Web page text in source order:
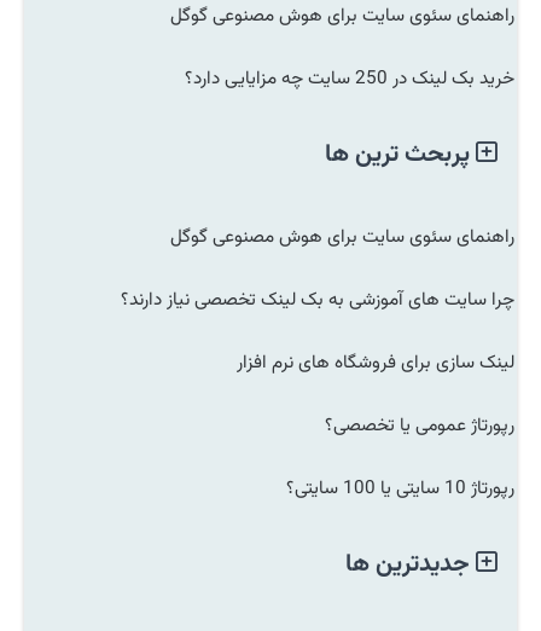
راهنمای سئوی سایت برای هوش مصنوعی گوگل
خرید بک لینک در 250 سایت چه مزایایی دارد؟
پربحث ترین ها
راهنمای سئوی سایت برای هوش مصنوعی گوگل
چرا سایت های آموزشی به بک لینک تخصصی نیاز دارند؟
لینک سازی برای فروشگاه های نرم افزار
رپورتاژ عمومی یا تخصصی؟
رپورتاژ 10 سایتی یا 100 سایتی؟
جدیدترین ها